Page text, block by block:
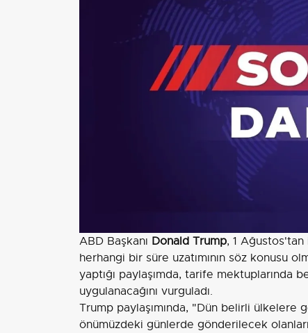
ABD Başkanı Donald Trump, 1
herhangi bir süre uzatımının söz konusu
yaptığı paylaşımda, tarife mektuplarında
uygulanacağını vurguladı.
Trump paylaşımında, "Dün belirli ülkelere
önümüzdeki günlerde gönderilecek